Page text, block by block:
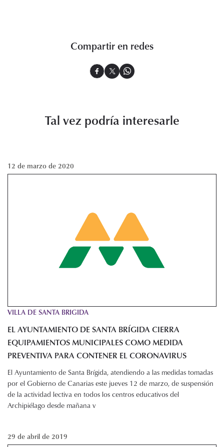
Compartir en redes
Tal vez podría interesarle
12 de marzo de 2020
VILLA DE SANTA BRIGIDA
EL AYUNTAMIENTO DE SANTA BRÍGIDA CIERRA
EQUIPAMIENTOS MUNICIPALES COMO MEDIDA
PREVENTIVA PARA CONTENER EL CORONAVIRUS
El Ayuntamiento de Santa Brígida, atendiendo a las medidas tomadas
por el Gobierno de Canarias este jueves 12 de marzo, de suspensión
de la actividad lectiva en todos los centros educativos del
Archipiélago desde mañana v
29 de abril de 2019